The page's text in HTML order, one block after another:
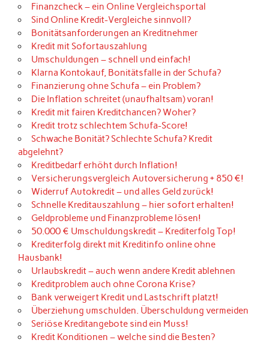
Finanzcheck – ein Online Vergleichsportal
Sind Online Kredit-Vergleiche sinnvoll?
Bonitätsanforderungen an Kreditnehmer
Kredit mit Sofortauszahlung
Umschuldungen – schnell und einfach!
Klarna Kontokauf, Bonitätsfalle in der Schufa?
Finanzierung ohne Schufa – ein Problem?
Die Inflation schreitet (unaufhaltsam) voran!
Kredit mit fairen Kreditchancen? Woher?
Kredit trotz schlechtem Schufa-Score!
Schwache Bonität? Schlechte Schufa? Kredit
abgelehnt?
Kreditbedarf erhöht durch Inflation!
Versicherungsvergleich Autoversicherung + 850 €!
Widerruf Autokredit – und alles Geld zurück!
Schnelle Kreditauszahlung – hier sofort erhalten!
Geldprobleme und Finanzprobleme lösen!
50.000 € Umschuldungskredit – Krediterfolg Top!
Krediterfolg direkt mit Kreditinfo online ohne
Hausbank!
Urlaubskredit – auch wenn andere Kredit ablehnen
Kreditproblem auch ohne Corona Krise?
Bank verweigert Kredit und Lastschrift platzt!
Überziehung umschulden. Überschuldung vermeiden
Seriöse Kreditangebote sind ein Muss!
Kredit Konditionen – welche sind die Besten?